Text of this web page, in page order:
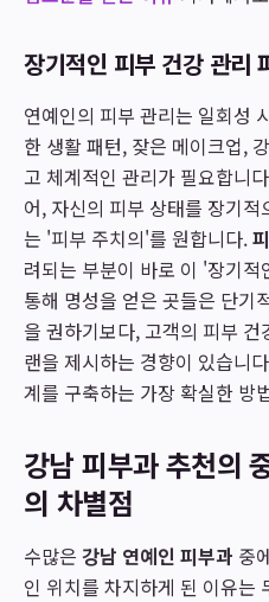
장기적인 피부 건강 관리
연예인의 피부 관리는 일회성
한 생활 패턴, 잦은 메이크업,
고 체계적인 관리가 필요합니
어, 자신의 피부 상태를 장기
는 '피부 주치의'를 원합니다.
려되는 부분이 바로 이 '장기
통해 명성을 얻은 곳들은 단기
을 권하기보다, 고객의 피부
랜을 제시하는 경향이 있습니
계를 구축하는 가장 확실한 방
강남 피부과 추천의
의 차별점
수많은 강남 연예인 피부과 중
인 위치를 차지하게 된 이유는